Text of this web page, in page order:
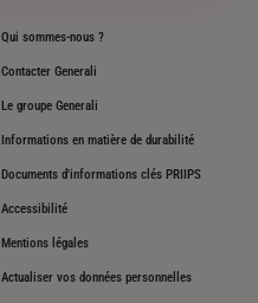
Qui sommes-nous ?
Contacter Generali
Le groupe Generali
Informations en matière de durabilité
Documents d'informations clés PRIIPS
Accessibilité
Mentions légales
Actualiser vos données personnelles